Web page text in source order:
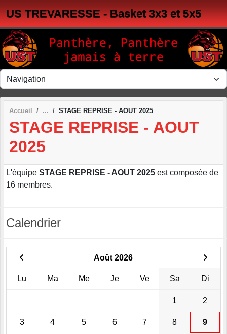
US TREVARESSE - Basket 3x3 et 5x5
Accueil STAGE REPRISE - AOUT 2025
STAGE REPRISE - AOUT
2025
L'équipe STAGE REPRISE - AOUT 2025 est composée de
16 membres.
Calendrier
Août 2026
Lu Ma Me Je Ve Sa Di
1 2
3 4 5 6 7 8 9